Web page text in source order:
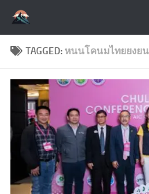
Skip to content
TAGGED: หนนโคนมไทยยงยน